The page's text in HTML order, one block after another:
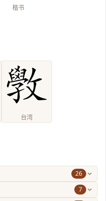
楷书
台湾
26
7